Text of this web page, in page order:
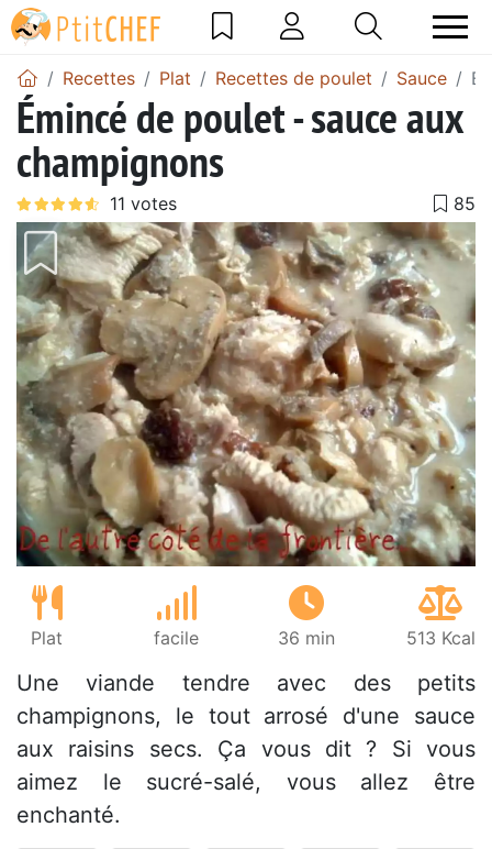
Recettes Plat Recettes de poulet Sauce
Émincé de poulet - sauce aux
champignons
Plat facile 36 min 513 Kcal
Une viande tendre avec des petits
champignons, le tout arrosé d'une sauce
aux raisins secs. Ça vous dit ? Si vous
aimez le sucré-salé, vous allez être
enchanté.